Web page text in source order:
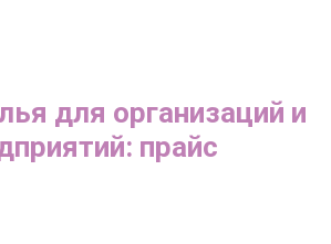
для организаций и
прайс